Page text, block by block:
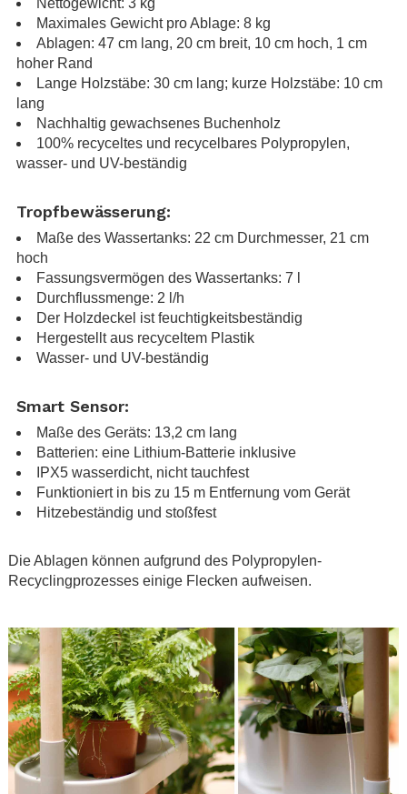
Nettogewicht: 3 kg
Maximales Gewicht pro Ablage: 8 kg
Ablagen: 47 cm lang, 20 cm breit, 10 cm hoch, 1 cm
hoher Rand
Lange Holzstäbe: 30 cm lang; kurze Holzstäbe: 10 cm
lang
Nachhaltig gewachsenes Buchenholz
100% recyceltes und recycelbares Polypropylen,
wasser- und UV-beständig
Tropfbewässerung:
Maße des Wassertanks: 22 cm Durchmesser, 21 cm
hoch
Fassungsvermögen des Wassertanks: 7 l
Durchflussmenge: 2 l/h
Der Holzdeckel ist feuchtigkeitsbeständig
Hergestellt aus recyceltem Plastik
Wasser- und UV-beständig
Smart Sensor:
Maße des Geräts: 13,2 cm lang
Batterien: eine Lithium-Batterie inklusive
IPX5 wasserdicht, nicht tauchfest
Funktioniert in bis zu 15 m Entfernung vom Gerät
Hitzebeständig und stoßfest
Die Ablagen können aufgrund des Polypropylen-
Recyclingprozesses einige Flecken aufweisen.